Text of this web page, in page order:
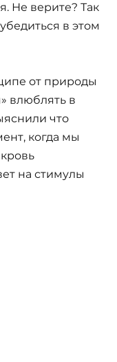
Не верите? Так
в этом
от природы
влюблять в
что
когда мы
на стимулы